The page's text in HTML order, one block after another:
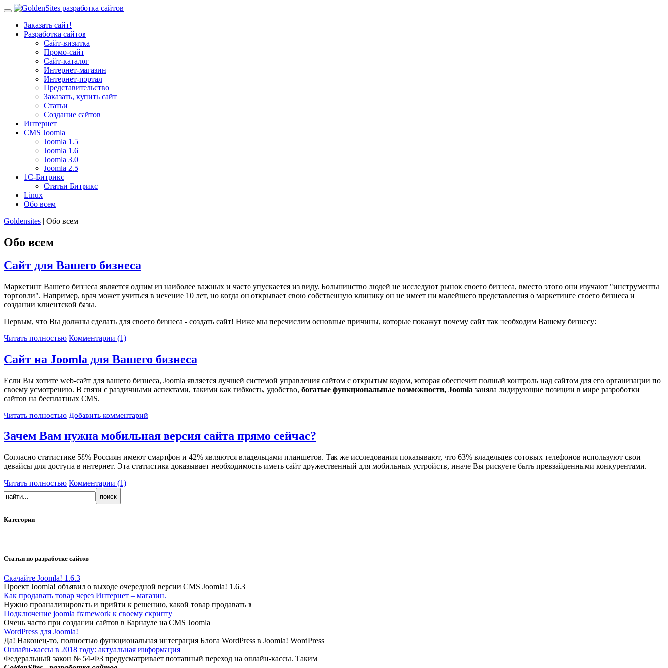
Заказать сайт!
Разработка сайтов
Сайт-визитка
Промо-сайт
Сайт-каталог
Интернет-магазин
Интернет-портал
Представительство
Заказать, купить сайт
Статьи
Создание сайтов
Интернет
CMS Joomla
Joomla 1.5
Joomla 1.6
Joomla 3.0
Joomla 2.5
1С-Битрикс
Статьи Битрикс
Linux
Обо всем
Goldensites | Обо всем
Обо всем
Сайт для Вашего бизнеса
Маркетинг Вашего бизнеса является одним из наиболее важных и часто упускается из виду. Большинство людей не исследуют рынок своего бизнеса, вместо этого они изучают "инструменты
торговли". Например, врач может учиться в иечение 10 лет, но когда он открывает свою собственную клинику он не имеет ни малейшего представления о маркетинге своего бизнеса и
создании клиентской базы.
Первым, что Вы должны сделать для своего бизнеса - создать сайт! Ниже мы перечислим основные причины, которые покажут почему сайт так необходим Вашему бизнесу:
Читать полностью Комментарии (1)
Сайт на Joomla для Вашего бизнеса
Если Вы хотите web-сайт для вашего бизнеса, Joomla является лучшей системой управления сайтом с открытым кодом, которая обеспечит полный контроль над сайтом для его организации по
своему усмотрению. В связи с раздичными аспектами, такими как гибкость, удобство, богатые функциональные возможности, Joomla заняла лидирующие позиции в мире разроботки
сайтов на бесплатных CMS.
Читать полностью Добавить комментарий
Зачем Вам нужна мобильная версия сайта прямо сейчас?
Согласно статистике 58% Россиян имеют смартфон и 42% являются владельцами планшетов. Так же исследования показывают, что 63% владельцев сотовых телефонов используют свои
девайсы для доступа в интернет. Эта статистика доказывает необходимость иметь сайт дружественный для мобильных устройств, иначе Вы рискуете быть превзайденными конкурентами.
Читать полностью Комментарии (1)
Категории
Статьи по разработке сайтов
Скачайте Joomla! 1.6.3
Проект Joomla! объявил о выходе очередной версии CMS Joomla! 1.6.3
Как продавать товар через Интернет – магазин.
Нужно проанализировать и прийти к решению, какой товар продавать в
Подключение joomla framework к своему скрипту
Очень часто при создании сайтов в Барнауле на CMS Joomla
WordPress для Joomla!
Да! Наконец-то, полностью функциональная интеграция Блога WordPress в Joomla! WordPress
Онлайн-кассы в 2018 году: актуальная информация
Федеральный закон № 54-ФЗ предусматривает поэтапный переход на онлайн-кассы. Таким